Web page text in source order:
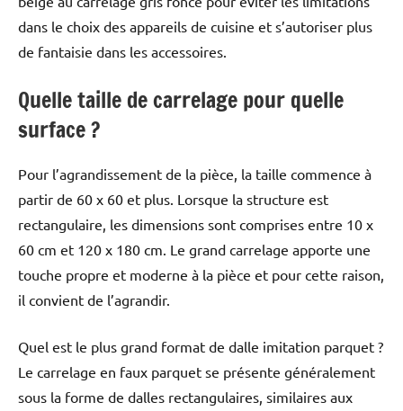
dans le choix des appareils de cuisine et s’autoriser plus
de fantaisie dans les accessoires.
Quelle taille de carrelage pour quelle
surface ?
Pour l’agrandissement de la pièce, la taille commence à
partir de 60 x 60 et plus. Lorsque la structure est
rectangulaire, les dimensions sont comprises entre 10 x
60 cm et 120 x 180 cm. Le grand carrelage apporte une
touche propre et moderne à la pièce et pour cette raison,
il convient de l’agrandir.
Quel est le plus grand format de dalle imitation parquet ?
Le carrelage en faux parquet se présente généralement
sous la forme de dalles rectangulaires, similaires aux